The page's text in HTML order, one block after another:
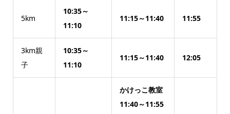
5km
10:35～
11:10
11:15～11:40 11:55
3km親
子
10:35～
11:10
11:15～11:40 12:05
かけっこ教室
11:40～11:55